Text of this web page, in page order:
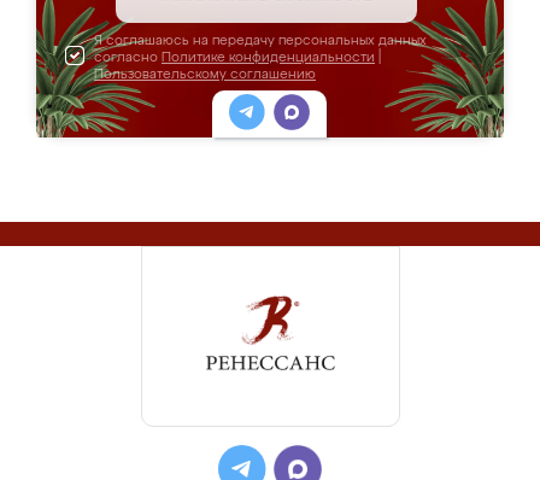
Я соглашаюсь на передачу персональных данных
согласно Политике конфиденциальности
Пользовательскому соглашению